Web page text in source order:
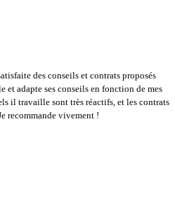
des conseils et contrats proposés
adapte ses conseils en fonction de mes
il travaille sont très réactifs, et les contrats
recommande vivement !